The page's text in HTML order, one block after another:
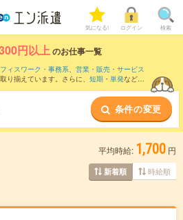
気になる! ログイン 検索
円以上のお仕事一覧
ィスワーク・事務系、 営業・販売・サービス
り揃えています。さらに、 短期 ・ 単発などの
条件の変更
平均時給: 1,700 円
新着順 時給順